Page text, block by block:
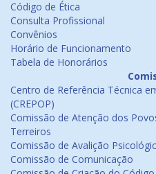
Código de Ética
Consulta Profissional
Convênios
Horário de Funcionamento
Tabela de Honorários
Centro de Referência Técnica
(CREPOP)
Comissão de Atenção dos
Terreiros
Comissão de Avalição
Comissão de Comunicação